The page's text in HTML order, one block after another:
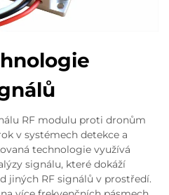
RF modulu proti dronům
v systémech detekce a
technologie využívá
signálu, které dokáží
jiných RF signálů v prostředí.